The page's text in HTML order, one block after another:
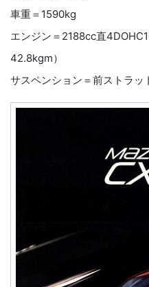
車重＝1590kg
エンジン＝2188cc直
42.8kgm）
サスペンション＝前ストラッ